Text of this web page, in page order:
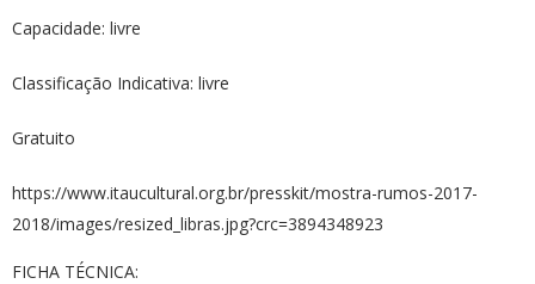
Capacidade: livre
Classificação Indicativa: livre
Gratuito
https://www.itaucultural.org.br/presskit/mostra-rumos-2017-
2018/images/resized_libras.jpg?crc=3894348923
FICHA TÉCNICA: